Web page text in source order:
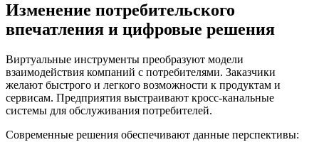
Изменение потребительского
впечатления и цифровые решения
Виртуальные инструменты преобразуют модели
взаимодействия компаний с потребителями. Заказчики
желают быстрого и легкого возможности к продуктам и
сервисам. Предприятия выстраивают кросс-канальные
системы для обслуживания потребителей.
Современные решения обеспечивают данные перспективы: